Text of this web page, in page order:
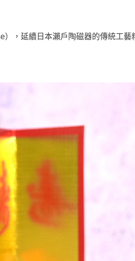
），延續日本瀨戶陶磁器的傳統工藝